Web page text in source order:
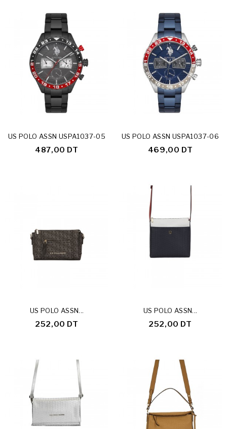
US POLO ASSN USPA1037-05
487,00 DT
US POLO ASSN USPA1037-06
469,00 DT
US POLO ASSN...
252,00 DT
US POLO ASSN...
252,00 DT